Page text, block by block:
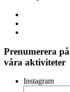
Prenumerera
våra aktiviteter
Instagram